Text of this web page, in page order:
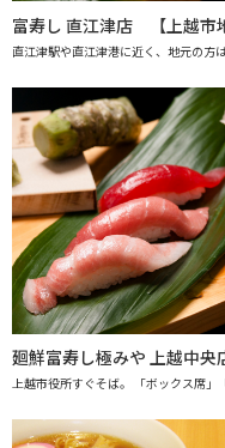
直江津駅や直江津港に近く、地元の方
上越市役所すぐそば。 「ボックス席」